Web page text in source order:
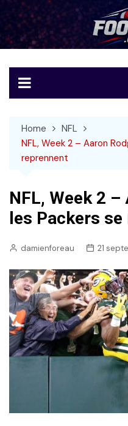
to
content
Le football américain en
Home
NFL
NFL, Week 2 – Aaron
reprennent
NFL, Week 2
les Packers
damienforeau 21